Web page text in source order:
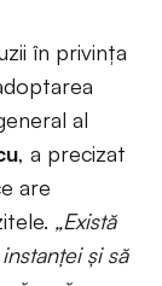
în privința
al
, a precizat
are
„Există
și să